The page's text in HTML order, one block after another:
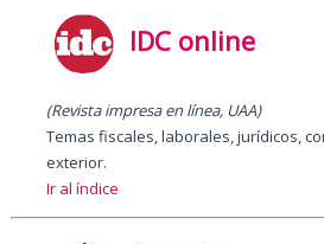
IDC online
(Revista impresa en línea, UAA)
Temas fiscales, laborales, jurídicos,
exterior.
Ir al índice